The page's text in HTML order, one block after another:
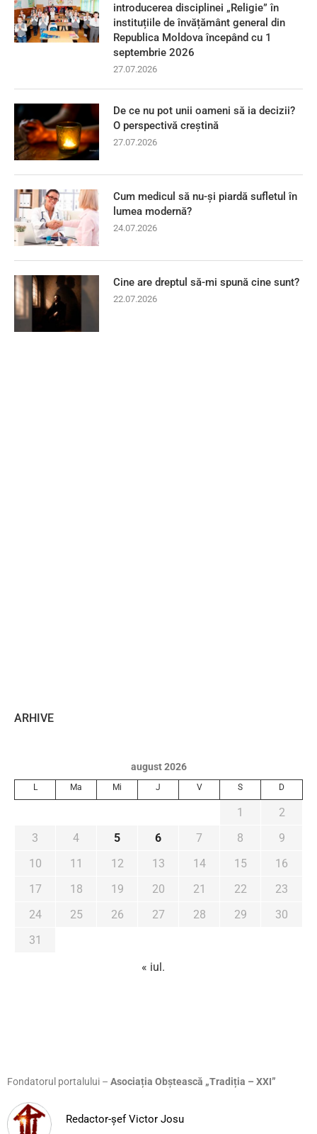
introducerea disciplinei „Religie” în
instituțiile de învățământ general din
Republica Moldova începând cu 1
septembrie 2026
27.07.2026
De ce nu pot unii oameni să ia decizii?
O perspectivă creștină
27.07.2026
Cum medicul să nu-și piardă sufletul în
lumea modernă?
24.07.2026
Cine are dreptul să-mi spună cine sunt?
22.07.2026
ARHIVE
august 2026
L Ma Mi J V S D
1
2
3
4 5 6 7 8
9
10
11 12 13 14 15
16
17
18 19 20 21 22
23
24
25 26 27 28 29
30
31
« iul.
Fondatorul portalului – Asociația Obștească „Tradiția – XXI”
Redactor-șef Victor Josu